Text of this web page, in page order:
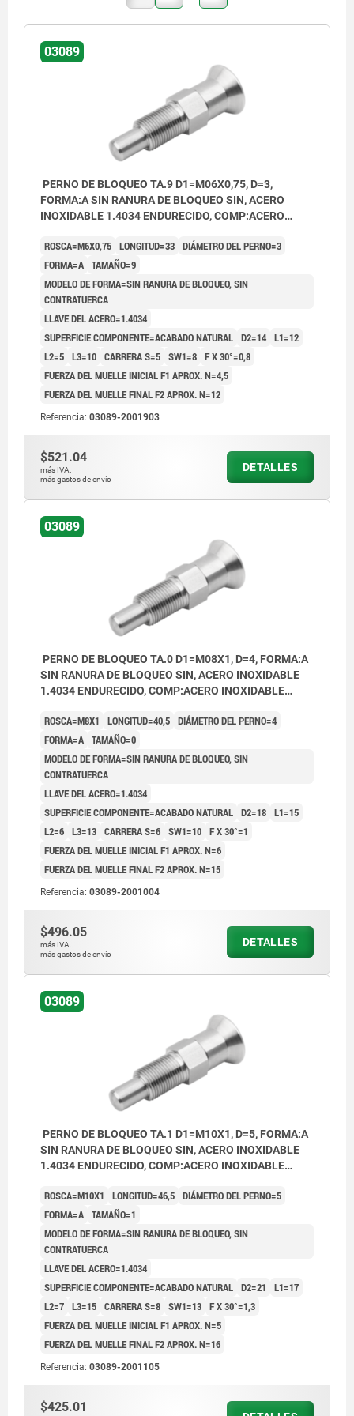
contratuerca
Forma B: sin ranura de bloqueo, con
Forma C: con ranura de bloqueo, sin
Forma D: con ranura de bloqueo, con
03089
PERNO DE BLOQUEO TA.9 D1=M06X0,75, D=3,
FORMA:A SIN RANURA DE BLOQUEO SIN, ACERO
INOXIDABLE 1.4034 ENDURECIDO, COMP:ACERO
ROSCA=M6X0,75 LONGITUD=33 DIÁMETRO DEL PERNO=3
FORMA=A TAMAÑO=9
MODELO DE FORMA=SIN RANURA DE BLOQUEO, SIN
CONTRATUERCA
LLAVE DEL ACERO=1.4034
SUPERFICIE COMPONENTE=ACABADO NATURAL D2=14 L1=12
L2=5 L3=10 CARRERA S=5 SW1=8 F X 30°=0,8
FUERZA DEL MUELLE INICIAL F1 APROX. N=4,5
FUERZA DEL MUELLE FINAL F2 APROX. N=12
Referencia: 03089-2001903
$521.04
más IVA.
más gastos de envío
DETALLES
03089
PERNO DE BLOQUEO TA.0 D1=M08X1, D=4, FORMA:A
SIN RANURA DE BLOQUEO SIN, ACERO INOXIDABLE
1.4034 ENDURECIDO, COMP:ACERO INOXIDABLE
ROSCA=M8X1 LONGITUD=40,5 DIÁMETRO DEL PERNO=4
FORMA=A TAMAÑO=0
MODELO DE FORMA=SIN RANURA DE BLOQUEO, SIN
CONTRATUERCA
LLAVE DEL ACERO=1.4034
SUPERFICIE COMPONENTE=ACABADO NATURAL D2=18 L1=15
L2=6 L3=13 CARRERA S=6 SW1=10 F X 30°=1
FUERZA DEL MUELLE INICIAL F1 APROX. N=6
FUERZA DEL MUELLE FINAL F2 APROX. N=15
Referencia: 03089-2001004
$496.05
más IVA.
más gastos de envío
DETALLES
03089
PERNO DE BLOQUEO TA.1 D1=M10X1, D=5, FORMA:A
SIN RANURA DE BLOQUEO SIN, ACERO INOXIDABLE
1.4034 ENDURECIDO, COMP:ACERO INOXIDABLE
ROSCA=M10X1 LONGITUD=46,5 DIÁMETRO DEL PERNO=5
FORMA=A TAMAÑO=1
MODELO DE FORMA=SIN RANURA DE BLOQUEO, SIN
CONTRATUERCA
LLAVE DEL ACERO=1.4034
SUPERFICIE COMPONENTE=ACABADO NATURAL D2=21
L1=17
L2=7 L3=15 CARRERA S=8 SW1=13 F X 30°=1,3
FUERZA DEL MUELLE INICIAL F1 APROX. N=5
FUERZA DEL MUELLE FINAL F2 APROX. N=16
Referencia: 03089-2001105
$425.01